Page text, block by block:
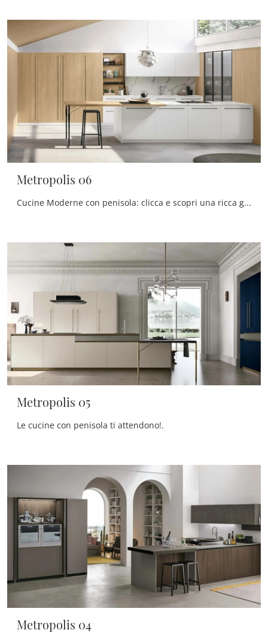
Metropolis 06
Cucine Moderne con penisola: clicca e scopri una ricca gamma di soluzioni della firma Stosa, tra cui il modello Metropolis 06.
Metropolis 05
Le cucine con penisola ti attendono!.
Metropolis 04